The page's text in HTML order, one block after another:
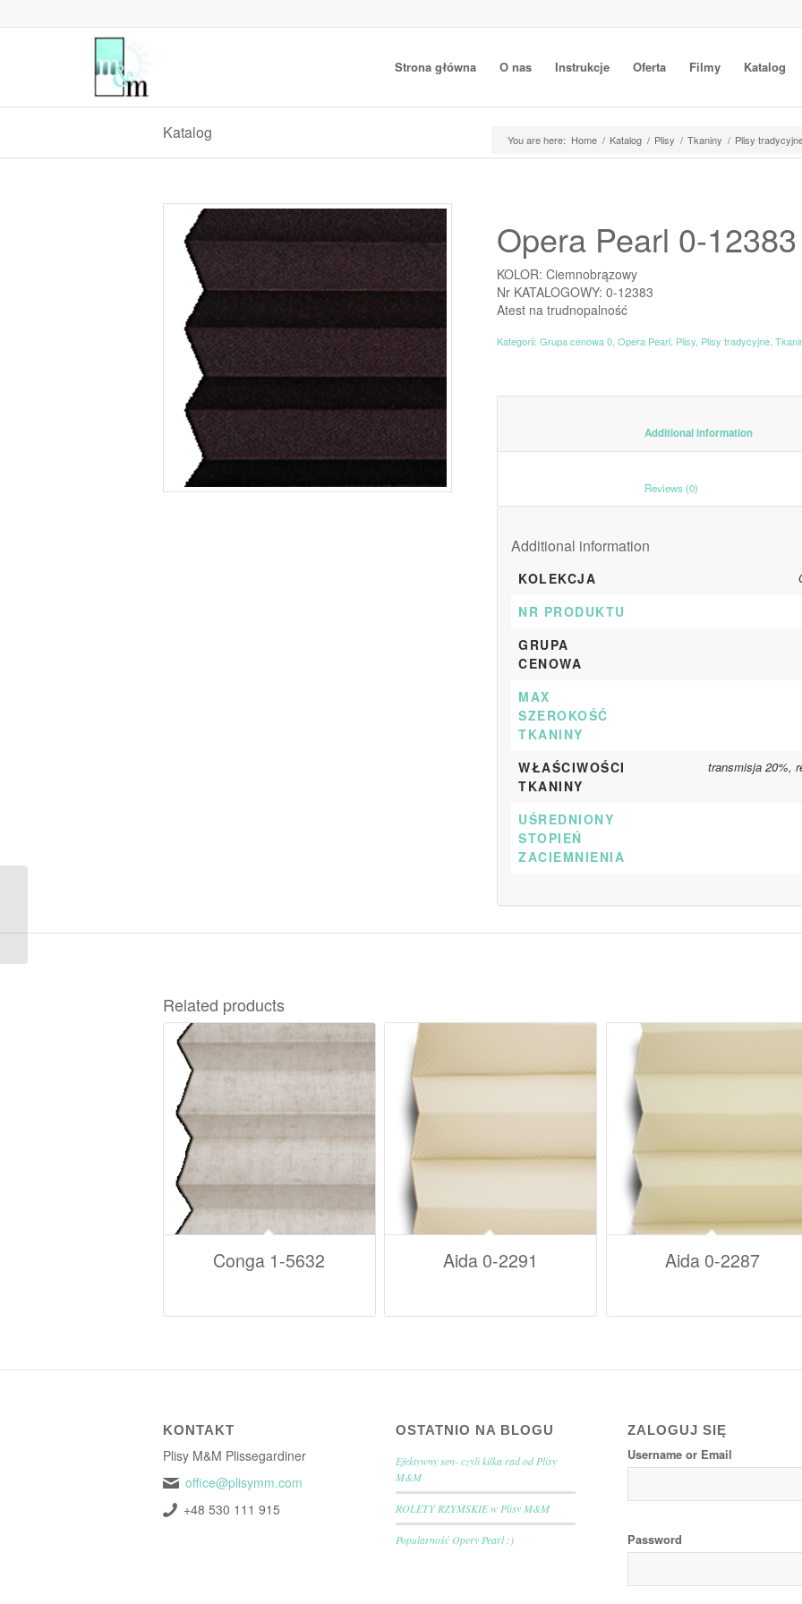
Strona główna O nas Instrukcje Oferta Filmy Katalog
Katalog You are here: Home / Katalog / Plisy / Tkaniny / Plisy
Opera Pearl 0-12383
KOLOR: Ciemnobrązowy
Nr KATALOGOWY: 0-12383
Atest na trudnopalność
Kategorii:Grupa cenowa 0 ,Opera Pearl Plisy Plisy tradycyjne ,
Additional information
KOLEKCJA
NR PRODUKTU
GRUPA
CENOWA
MAX
SZEROKOŚĆ
TKANINY
WŁAŚCIWOŚCI
TKANINY
transmisja 20%,
UŚREDNIONY
STOPIEŃ
ZACIEMNIENIA
Related products
Conga 1-5632 Aida 0-2291 Aida 0-2287
KONTAKT
Plisy M&M Plissegardiner
office@plisymm.com
+48 530 111 915
OSTATNIO NA BLOGU
Efektywny sen- czyli kilka rad od Plisy
M&M
ROLETY RZYMSKIE w Plisy M&M
Popularność Opery Pearl :)
ZALOGUJ SIĘ
Username or Email
Password